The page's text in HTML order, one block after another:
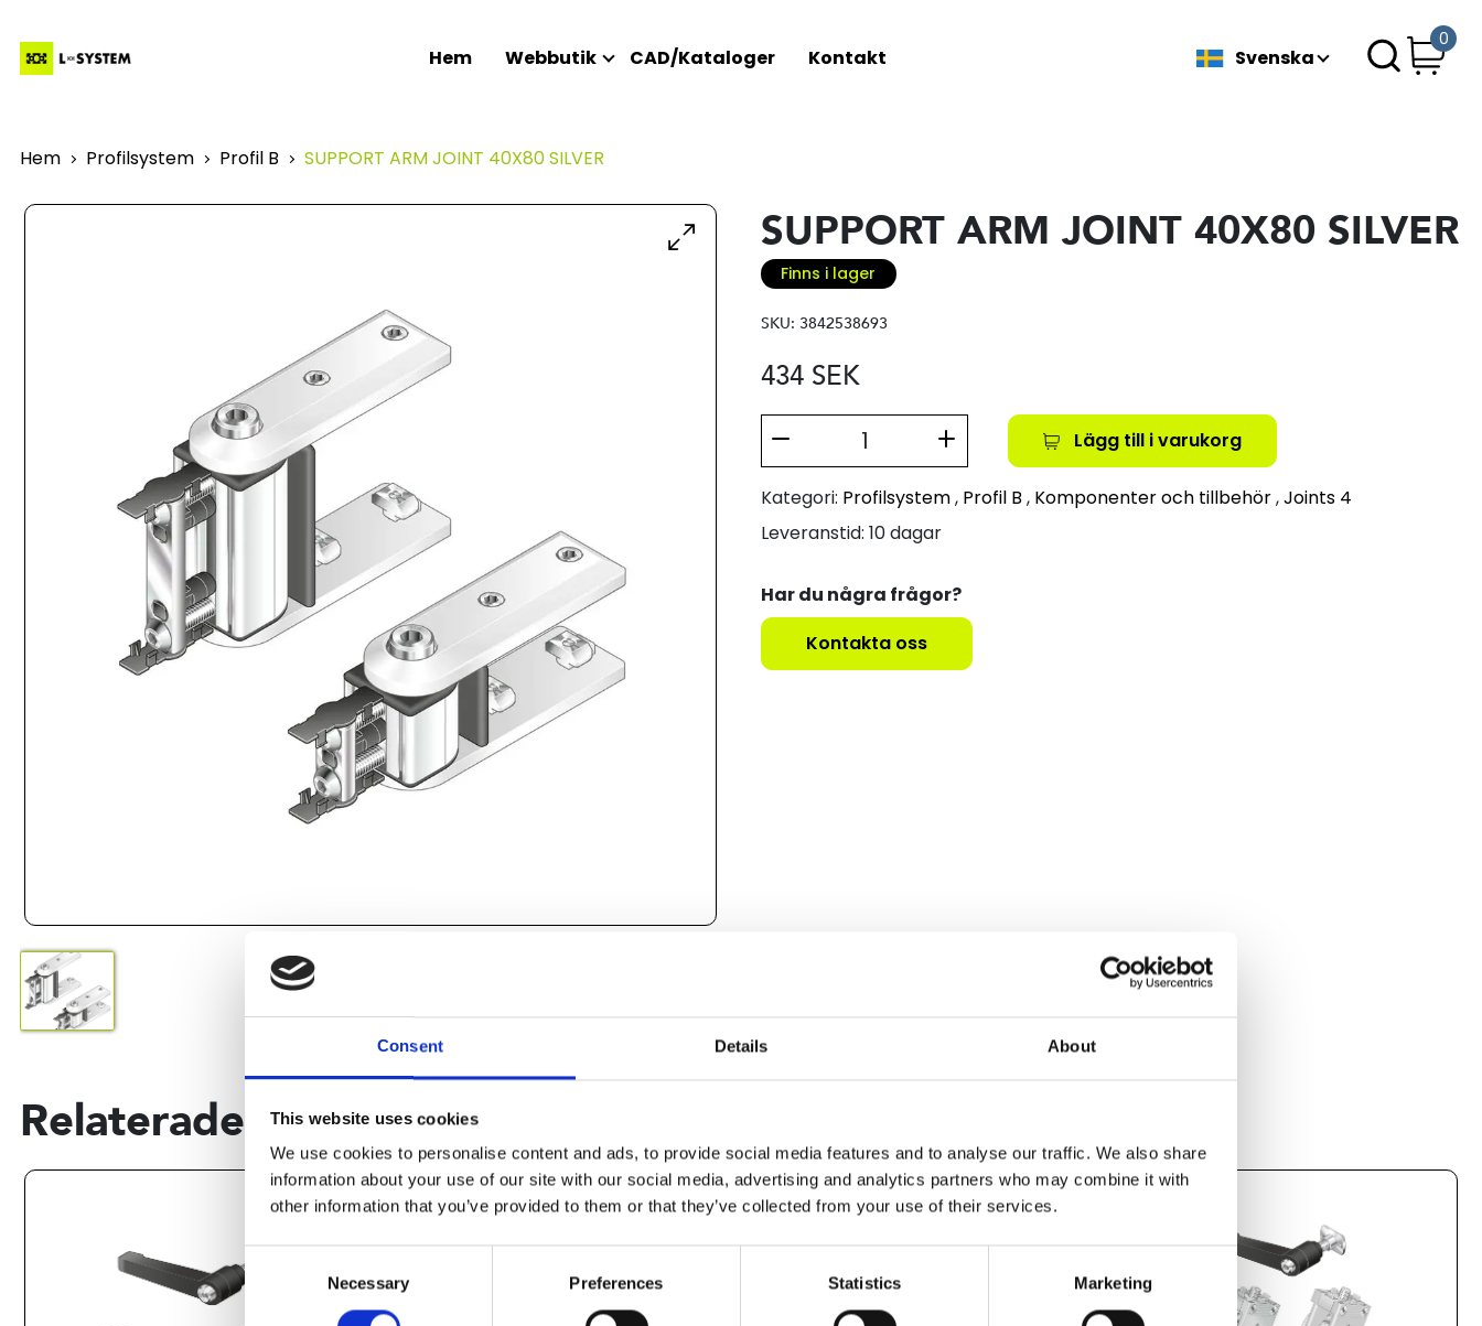
Consent Details About
This website uses cookies
We use cookies to personalise content and ads, to provide social media features and to analyse our traffic. We also share
information about your use of our site with our social media, advertising and analytics partners who may combine it with
other information that you’ve provided to them or that they’ve collected from your use of their services.
Selection
Necessary Preferences Statistics Marketing
Hem Webbutik CAD/Kataloger Kontakt Svenska
0
Hem Profilsystem Profil B SUPPORT ARM JOINT 40X80 SILVER
SUPPORT ARM JOINT 40X80 SILVER
Finns i lager
SKU: 3842538693
434 SEK
Lägg till i varukorg
Kategori: Profilsystem, Profil B , Komponenter och tillbehör,Joints 4
Leveranstid: 10 dagar
Har du några frågor?
Kontakta oss
Relaterade produkter